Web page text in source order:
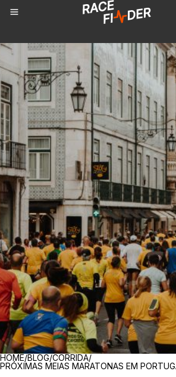
BREADCRUMBS
HOME/BLOG/CORRIDA/
PRÓXIMAS MEIAS MARATONAS EM